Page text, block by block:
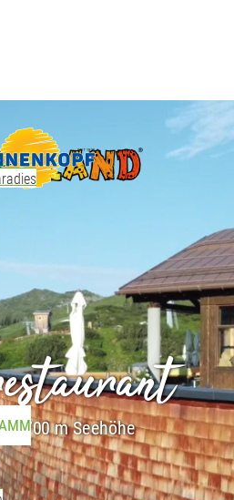
1.700 m Seehöhe